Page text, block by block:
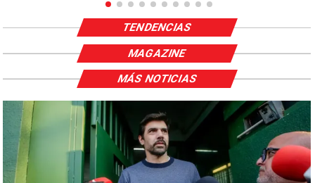
TENDENCIAS
MAGAZINE
MÁS NOTICIAS